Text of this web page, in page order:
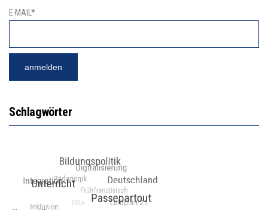
E-MAIL*
Schlagwörter